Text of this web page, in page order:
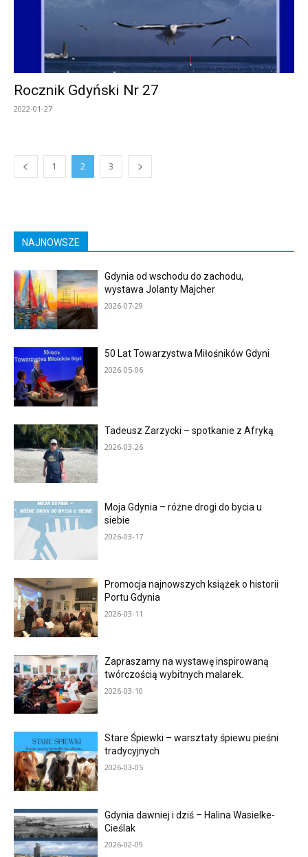
Rocznik Gdyński Nr 27
2022-01-27
1 2 3
NAJNOWSZE
Gdynia od wschodu do zachodu,
wystawa Jolanty Majcher
2026-07-29
50 Lat Towarzystwa Miłośników Gdyni
2026-05-06
Tadeusz Zarzycki – spotkanie z Afryką
2026-03-26
Moja Gdynia – różne drogi do bycia u
siebie
2026-03-17
Promocja najnowszych książek o historii
Portu Gdynia
2026-03-11
Zapraszamy na wystawę inspirowaną
twórczością wybitnych malarek.
2026-03-10
Stare Śpiewki – warsztaty śpiewu pieśni
tradycyjnych
2026-03-05
Gdynia dawniej i dziś – Halina Wasielke-
Cieślak
2026-02-09